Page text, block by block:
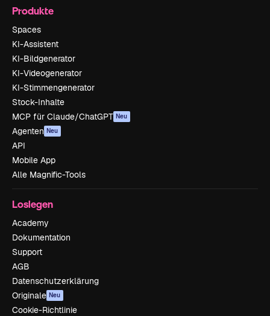
Produkte
Spaces
KI-Assistent
KI-Bildgenerator
KI-Videogenerator
KI-Stimmengenerator
Stock-Inhalte
MCP für Claude/ChatGPT Neu
Agenten Neu
API
Mobile App
Alle Magnific-Tools
Loslegen
Academy
Dokumentation
Support
AGB
Datenschutzerklärung
Originale Neu
Cookie-Richtlinie